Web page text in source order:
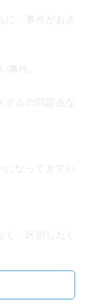
に、事件がおき
事件。
ムの問題点な
なってきてい
、区別したく